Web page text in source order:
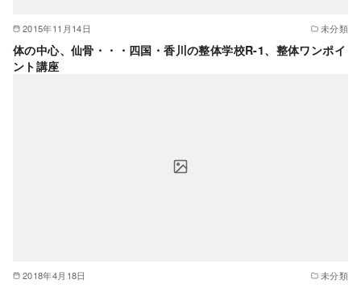
2015年11月14日 未分類
体の中心、仙骨・・・四国・香川の整体学校R-1、整体ワンポイ
ント講座
2018年4月18日 未分類